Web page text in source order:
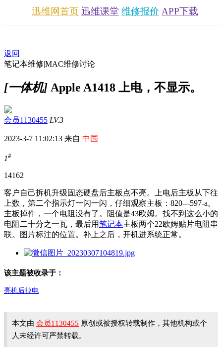
迅维网首页 迅维课堂 维修报价 APP下载
返回
笔记本维修|MAC维修讨论
[一体机] Apple A1418 上电，不显示。
会员1130455 LV.3
2023-3-7 11:02:13 来自 中国
1#
14162
客户自己拆机升级固态硬盘后主板点不亮。上电后主板从下往
上数，第二个指示灯一闪一闪，仔细观察主板：820---597-a。
主板掉件，一个电阻没有了。阻值是43欧姆。找不到这么小的
电阻二十分之一瓦，最后用笔记本主板两个22欧姆贴片电阻串
联。图片标注的位置。补上之后，开机进系统正常。
该主题被收录于：
亮机后掉电
本文由 会员1130455 原创或被授权转载制作，其他机构或个
人未经许可严禁转载。